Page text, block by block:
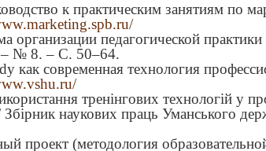
к практическим занятиям по
организации педагогической
– № 8.– С. 50–64.
как современная технология
тренінгових технологій у
наукових праць Уманського
проект (методология